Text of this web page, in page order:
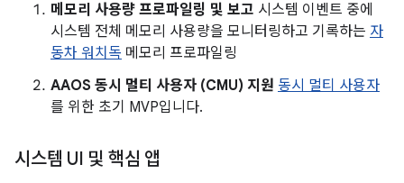
메모리 사용량 프로파일링 및 보고 시스템 이벤트 중에
시스템 전체 메모리 사용량을 모니터링하고 기록하는 자
동차 워치독 메모리 프로파일링
AAOS 동시 멀티 사용자 (CMU) 지원 동시 멀티 사용자
를 위한 초기 MVP입니다.
시스템 UI 및 핵심 앱